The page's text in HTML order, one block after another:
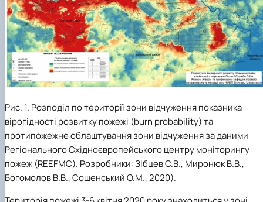
Рис. 1. Розподіл по території зони відчуження показника
вірогідності розвитку пожежі (burn probability) та
протипожежне облаштування зони відчуження за даними
Регіонального Східноєвропейського центру моніторингу
пожеж (REEFMC). Розробники: Зібцев С.В., Миронюк В.В.,
Богомолов В.В., Сошенський О.М., 2020).